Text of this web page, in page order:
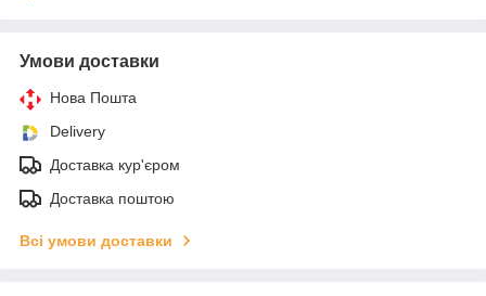
Умови доставки
Нова Пошта
Delivery
Доставка кур'єром
Доставка поштою
Всі умови доставки